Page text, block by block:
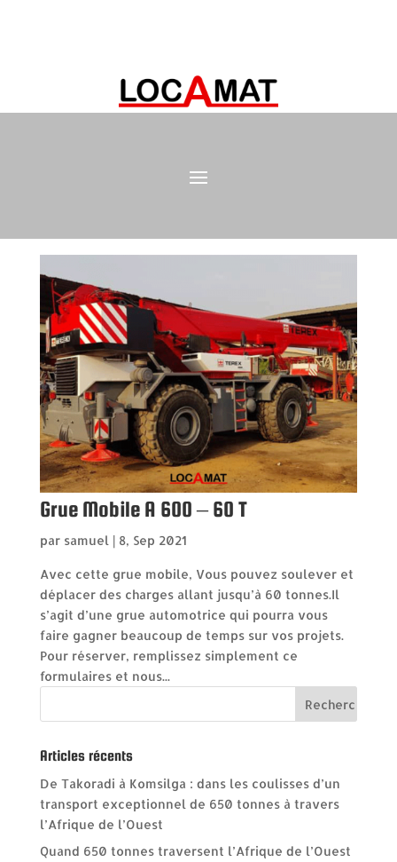
Grue Mobile A 600 – 60 T
par samuel| 8, Sep 2021
Avec cette grue mobile, Vous pouvez soulever et
déplacer des charges allant jusqu’à 60 tonnes.Il
s’agit d’une grue automotrice qui pourra vous
faire gagner beaucoup de temps sur vos projets.
Pour réserver, remplissez simplement ce
formulaires et nous...
Articles récents
De Takoradi à Komsilga : dans les coulisses d’un
transport exceptionnel de 650 tonnes à travers
l’Afrique de l’Ouest
Quand 650 tonnes traversent l’Afrique de l’Ouest